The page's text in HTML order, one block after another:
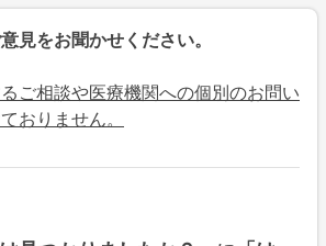
見をお聞かせください。
ご相談や医療機関への個別のお問い
おりません。